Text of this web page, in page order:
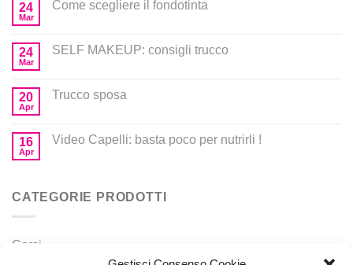
24
Mar
Come scegliere il fondotinta
24
Mar
SELF MAKEUP: consigli trucco
20
Apr
Trucco sposa
16
Apr
Video Capelli: basta poco per nutrirli !
CATEGORIE PRODOTTI
Corsi